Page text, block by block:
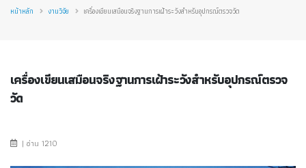
หน้าหลัก งานวิจัย เครื่องเขียนเสมือนจริงฐานการเฝ้าระวังสำหรับอุปกรณ์ตรวจวัด
เครื่องเขียนเสมือนจริงฐานการเฝ้าระวังสำหรับอุปกรณ์ตรวจ
วัด
| อ่าน 1210